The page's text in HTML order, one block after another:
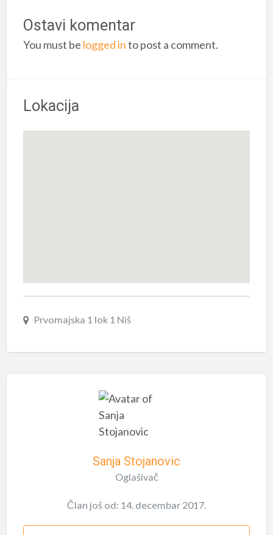
Ostavi komentar
You must be logged into post a comment.
Lokacija
Prvomajska 1 lok 1 Niš
Sanja Stojanovic
Oglašivač
Član još od: 14. decembar 2017.